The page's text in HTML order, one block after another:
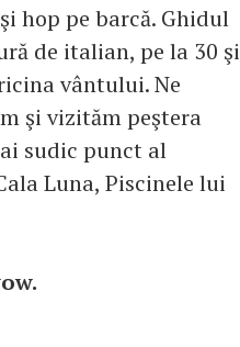
hop pe barcă. Ghidul
de italian, pe la 30 şi
vântului. Ne
şi vizităm peştera
sudic punct al
Luna, Piscinele lui